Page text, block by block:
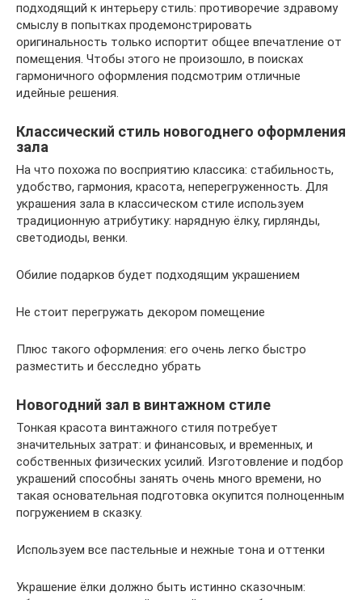
подходящий к интерьеру стиль: противоречие здравому
смыслу в попытках продемонстрировать
оригинальность только испортит общее впечатление от
помещения. Чтобы этого не произошло, в поисках
гармоничного оформления подсмотрим отличные
идейные решения.
Классический стиль новогоднего оформления
зала
На что похожа по восприятию классика: стабильность,
удобство, гармония, красота, неперегруженность. Для
украшения зала в классическом стиле используем
традиционную атрибутику: нарядную ёлку, гирлянды,
светодиоды, венки.
Обилие подарков будет подходящим украшением
Не стоит перегружать декором помещение
Плюс такого оформления: его очень легко быстро
разместить и бесследно убрать
Новогодний зал в винтажном стиле
Тонкая красота винтажного стиля потребует
значительных затрат: и финансовых, и временных, и
собственных физических усилий. Изготовление и подбор
украшений способны занять очень много времени, но
такая основательная подготовка окупится полноценным
погружением в сказку.
Используем все пастельные и нежные тона и оттенки
Украшение ёлки должно быть истинно сказочным: